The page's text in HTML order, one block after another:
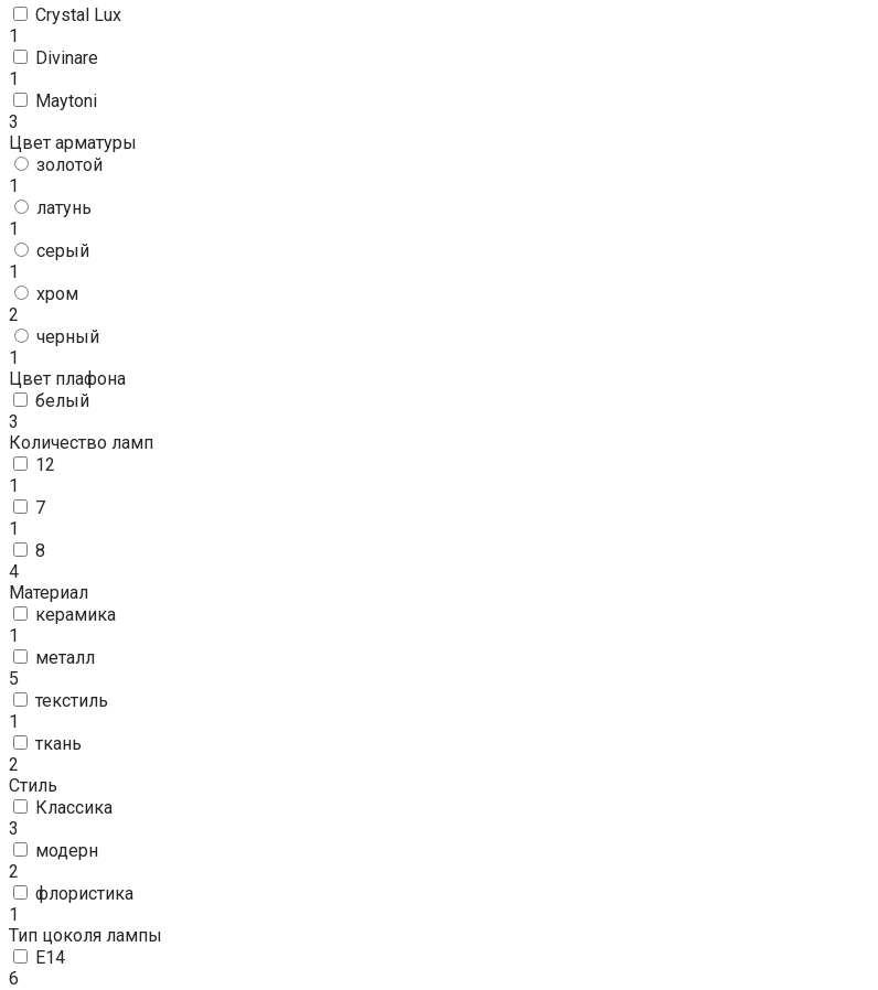
Crystal Lux
1
Divinare
1
Maytoni
3
Цвет арматуры
золотой
1
латунь
1
серый
1
хром
2
черный
1
Цвет плафона
белый
3
Количество ламп
12
1
7
1
8
4
Материал
керамика
1
металл
5
текстиль
1
ткань
2
Стиль
Классика
3
модерн
2
флористика
1
Тип цоколя лампы
E14
6